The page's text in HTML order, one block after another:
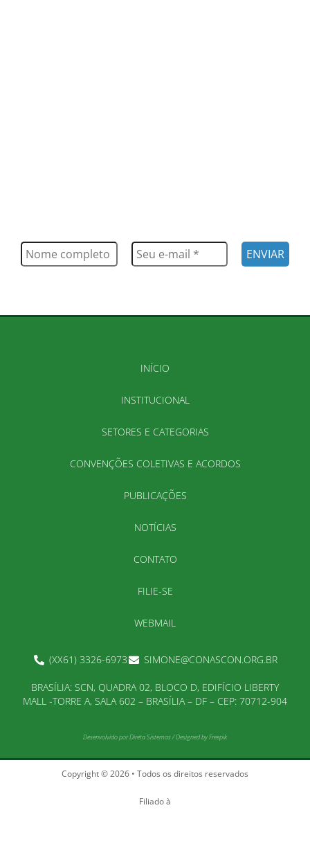
INÍCIO
INSTITUCIONAL
SETORES E CATEGORIAS
CONVENÇÕES COLETIVAS E ACORDOS
PUBLICAÇÕES
NOTÍCIAS
CONTATO
FILIE-SE
WEBMAIL
(XX61) 3326-6973 SIMONE@CONASCON.ORG.BR
BRASÍLIA: SCN, QUADRA 02, BLOCO D, EDIFÍCIO LIBERTY
MALL -TORRE A, SALA 602 – BRASÍLIA – DF – CEP: 70712-904
Desenvolvido porDireta Sistemas/Designed by Freepik
Copyright © 2026 • Todos os direitos reservados
Filiado à